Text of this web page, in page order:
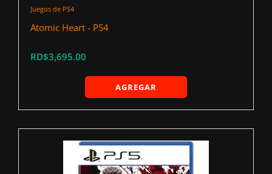
Juegos de PS4
Atomic Heart - PS4
RD$3,695.00
AGREGAR